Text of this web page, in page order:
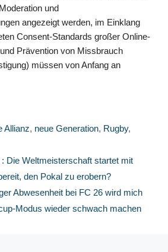
und
angezeigt werden, im Einklang
Consent-Standards großer Online-
Prävention von Missbrauch
müssen von Anfang an
Allianz, neue Generation, Rugby,
Die Weltmeisterschaft startet mit
den Pokal zu erobern?
Abwesenheit bei FC 26 wird mich
Modus wieder schwach machen